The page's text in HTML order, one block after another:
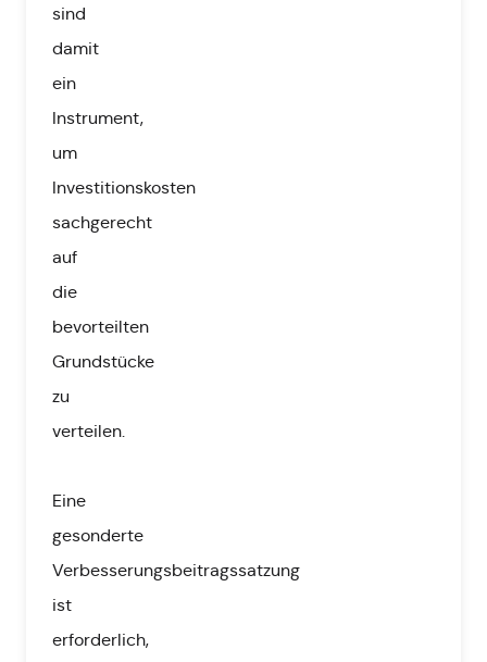
sind
damit
ein
Instrument,
um
Investitionskosten
sachgerecht
auf
die
bevorteilten
Grundstücke
zu
verteilen.
Eine
gesonderte
Verbesserungsbeitragssatzung
ist
erforderlich,